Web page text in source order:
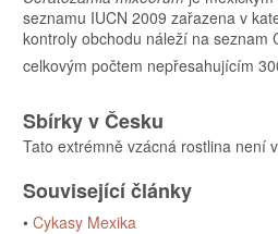
seznamu IUCN 2009 zařazena v
kontroly obchodu náleží na seznam
celkovým počtem nepřesahujícím
Sbírky v Česku
Tato extrémně vzácná rostlina není
Související články
• Cykasy Mexika